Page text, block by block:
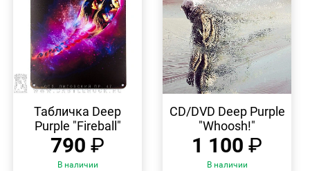
ПРОСМОТР
Табличка Deep
Purple "Fireball"
790 ₽
В наличии
ПРОСМОТР
CD/DVD Deep Purple
"Whoosh!"
1 100 ₽
В наличии